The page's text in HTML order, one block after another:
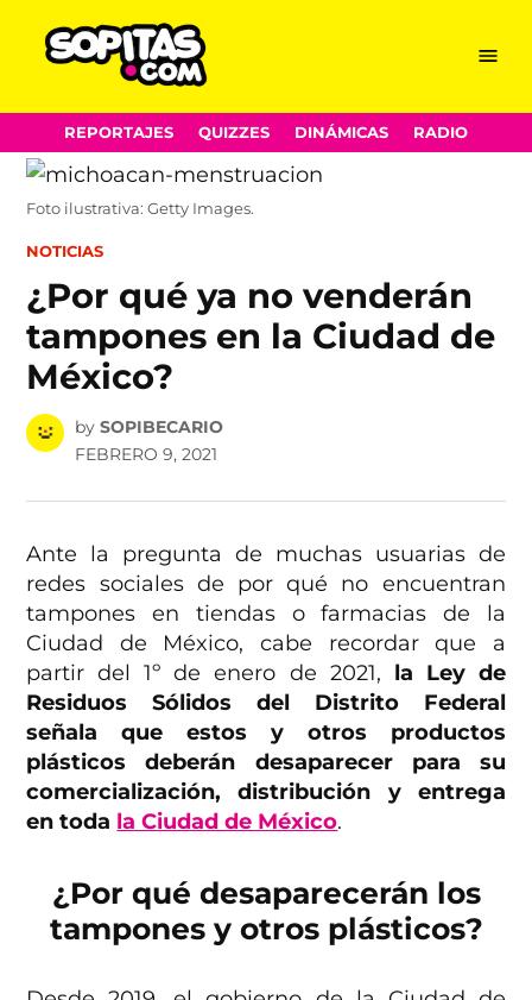
Skip
to
content
Menu
REPORTAJES QUIZZES DINÁMICAS RADIO
Foto ilustrativa: Getty Images.
POSTED
NOTICIAS
¿Por qué ya no venderán
tampones en la Ciudad de
México?
by SOPIBECARIO
FEBRERO 9, 2021
Ante la pregunta de muchas usuarias de
redes sociales de por qué no encuentran
tampones en tiendas o farmacias de la
Ciudad de México, cabe recordar que a
partir del 1º de enero de 2021, la Ley de
Residuos Sólidos del Distrito Federal
señala que estos y otros productos
plásticos deberán desaparecer para su
comercialización, distribución y entrega
en toda la Ciudad de México.
¿Por qué desaparecerán los
tampones y otros plásticos?